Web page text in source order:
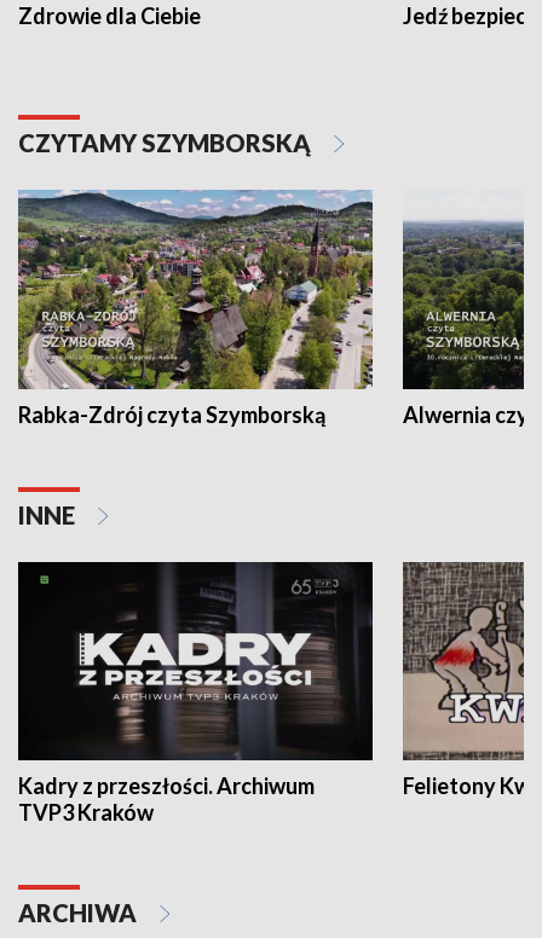
Zdrowie dla Ciebie Jedź
CZYTAMY SZYMBORSKĄ
Rabka-Zdrój czyta Szymborską Alwernia
INNE
Kadry z przeszłości. Archiwum
TVP3 Kraków
Felietony
ARCHIWA